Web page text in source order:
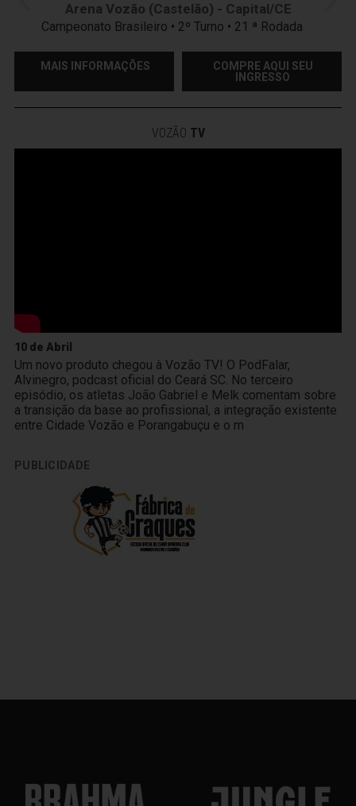
Arena Vozão (Castelão) - Capital/CE
Campeonato Brasileiro • 2º Turno • 21 ª Rodada
MAIS INFORMAÇÕES
COMPRE AQUI SEU
INGRESSO
VOZÃO TV
10 de Abril
Um novo produto chegou à Vozão TV! O PodFalar,
Alvinegro, podcast oficial do Ceará SC. No terceiro
episódio, os atletas João Gabriel e Melk comentam sobre
a transição da base ao profissional, a integração existente
entre Cidade Vozão e Porangabuçu e o m
PUBLICIDADE